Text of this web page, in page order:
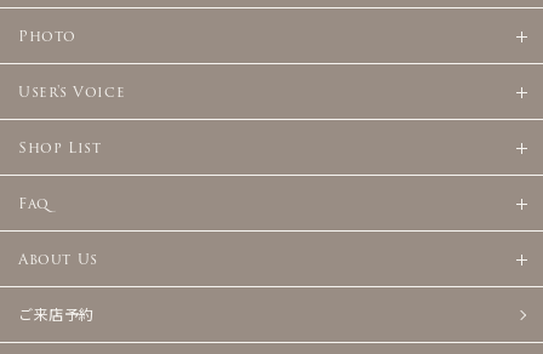
Photo
User's Voice
Shop List
Faq
About Us
ご来店予約